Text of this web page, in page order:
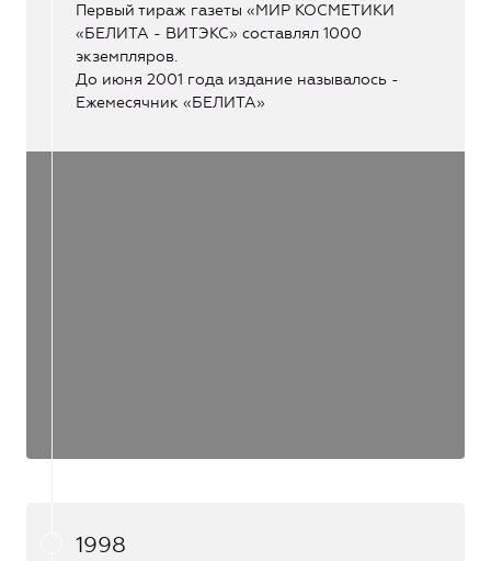
Первый тираж газеты «МИР КОСМЕТИКИ
«БЕЛИТА - ВИТЭКС» составлял 1000
экземпляров.
До июня 2001 года издание называлось -
Ежемесячник «БЕЛИТА»
1998